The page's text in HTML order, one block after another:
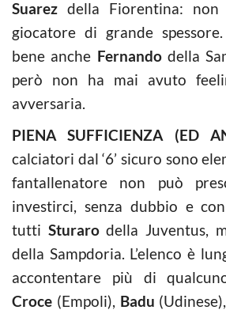
Suarez della Fiorentina:
giocatore di grande
bene anche Fernandodella
però non ha mai avuto
avversaria.
PIENA SUFFICIENZA (ED
calciatori dal ‘6’ sicuro sono
fantallenatore non può
investirci, senza dubbio e
tutti Sturarodella Juventus,
della Sampdoria. L’elenco è
accontentare più di
Croce (Empoli), Badu (Udinese),